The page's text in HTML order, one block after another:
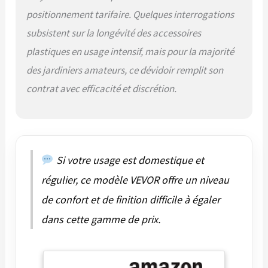
vieillissement
Structure robuste :
coque résistante au
gel, ce dévidoir de
rétractable résiste aux
en laiton. Il a passé
avec succès les tests
de pression à 200 PSI
et les tests
d'éclatement à 600 PSI
pour garantir sa
positionnement tarifaire. Quelques interrogations
subsistent sur la longévité des accessoires
plastiques en usage intensif, mais pour la majorité
des jardiniers amateurs, ce dévidoir remplit son
contrat avec efficacité et discrétion.
Si votre usage est domestique et
régulier, ce modèle VEVOR offre un niveau
de confort et de finition difficile à égaler
dans cette gamme de prix.